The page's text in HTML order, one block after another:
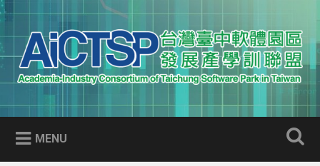
Skip
to
content
Search
AICTSP 台灣臺中軟體園區發展
產學訓聯盟
Academia-Industry Consortium of Taichung Software Park
in Taiwan
MENU